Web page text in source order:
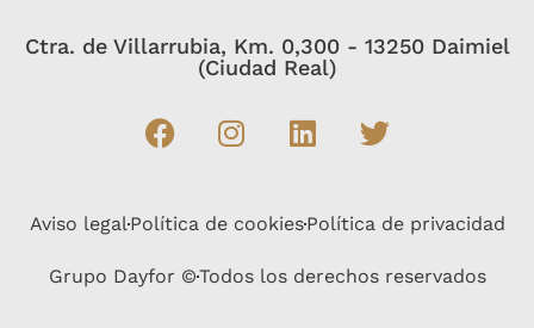
Ctra. de Villarrubia, Km. 0,300 - 13250 Daimiel
(Ciudad Real)
Aviso legalPolítica de cookiesPolítica de privacidad
Grupo Dayfor ©Todos los derechos reservados